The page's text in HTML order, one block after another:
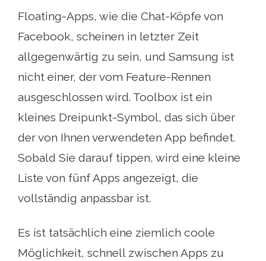
Floating-Apps, wie die Chat-Köpfe von
Facebook, scheinen in letzter Zeit
allgegenwärtig zu sein, und Samsung ist
nicht einer, der vom Feature-Rennen
ausgeschlossen wird. Toolbox ist ein
kleines Dreipunkt-Symbol, das sich über
der von Ihnen verwendeten App befindet.
Sobald Sie darauf tippen, wird eine kleine
Liste von fünf Apps angezeigt, die
vollständig anpassbar ist.
Es ist tatsächlich eine ziemlich coole
Möglichkeit, schnell zwischen Apps zu